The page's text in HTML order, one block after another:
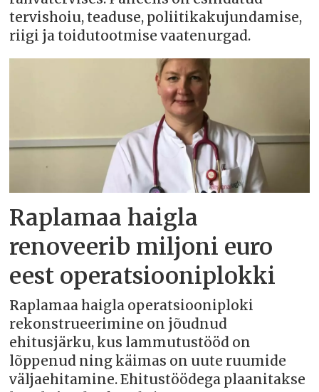
tervishoiu, teaduse, poliitikakujundamise,
riigi ja toidutootmise vaatenurgad.
Raplamaa haigla
renoveerib miljoni euro
eest operatsiooniplokki
Raplamaa haigla operatsiooniploki
rekonstrueerimine on jõudnud
ehitusjärku, kus lammutustööd on
lõppenud ning käimas on uute ruumide
väljaehitamine. Ehitustöödega plaanitakse